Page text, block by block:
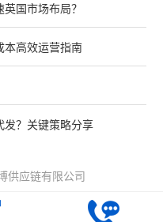
国市场布局？
本高效运营指南
发？关键策略分享
供应链有限公司